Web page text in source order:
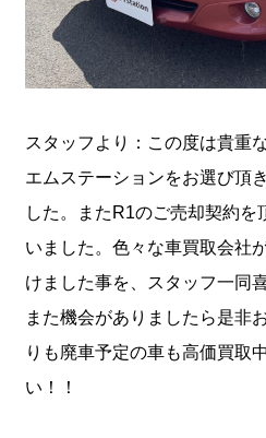
スタッフより：この度は貴重
エムステーションをお選び頂
した。またR1のご売却契約
いました。色々な車買取会社
けました事を、スタッフ一同
また機会がありましたら是非
りも廃車予定の車も高価買取
い！！